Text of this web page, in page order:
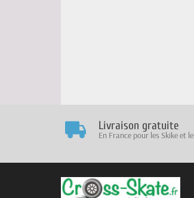
Livraison gratuite
En France pour les Skike et